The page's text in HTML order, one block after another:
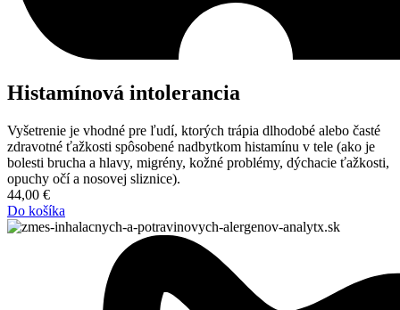
Histamínová intolerancia
Vyšetrenie je vhodné pre ľudí, ktorých trápia dlhodobé alebo časté
zdravotné ťažkosti spôsobené nadbytkom histamínu v tele (ako je
bolesti brucha a hlavy, migrény, kožné problémy, dýchacie ťažkosti,
opuchy očí a nosovej sliznice).
44,00 €
Do košíka